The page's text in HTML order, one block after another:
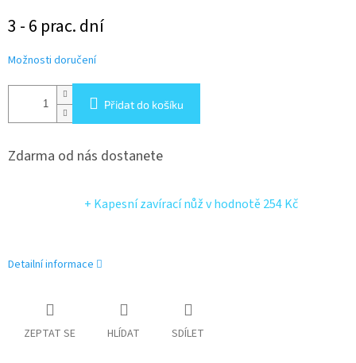
cena:
3 - 6 prac. dní
Možnosti doručení
Přidat do košíku
Zdarma od nás dostanete
+ Kapesní zavírací nůžv hodnotě 254 Kč
Detailní informace
ZEPTAT SE HLÍDAT SDÍLET